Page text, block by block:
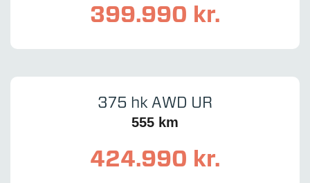
399.990 kr.
375 hk AWD UR
555 km
424.990 kr.